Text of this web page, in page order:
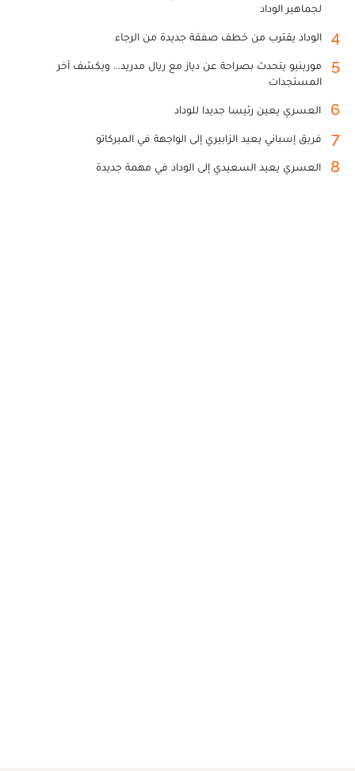
لجماهير الوداد
4 الوداد يقترب من خطف صفقة جديدة من الرجاء
5
مورينيو يتحدث بصراحة عن دياز مع ريال مدريد... ويكشف آخر
المستجدات
6 العسري يعين رئيسا جديدا للوداد
7 فريق إسباني يعيد الزابيري إلى الواجهة في الميركاتو
8 العسري يعيد السعيدي إلى الوداد في مهمة جديدة